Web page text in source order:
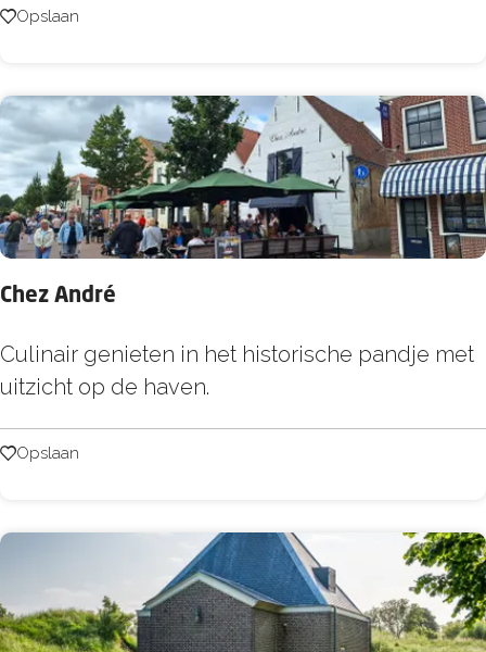
n
e
d
e
R
u
t
e
o
Opslaan
Opslaan
Chez André
C
h
z
d
é
Culinair genieten in het historische pandje met
uitzicht op de haven.
Opslaan
Opslaan